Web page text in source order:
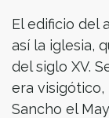
El edificio del
así la iglesia,
del siglo XV.
era visigótico,
Sancho el